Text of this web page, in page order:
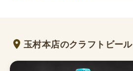
玉村本店のクラフトビール